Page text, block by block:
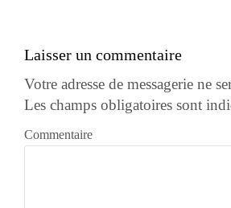
Laisser un commentaire
Votre adresse de messagerie ne
Les champs obligatoires sont
Commentaire